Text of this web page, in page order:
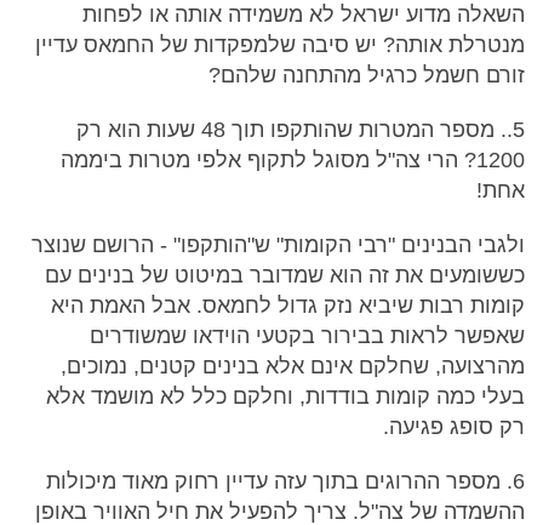
השאלה מדוע ישראל לא משמידה אותה או לפחות
מנטרלת אותה? יש סיבה שלמפקדות של החמאס עדיין
זורם חשמל כרגיל מהתחנה שלהם?
5.. מספר המטרות שהותקפו תוך 48 שעות הוא רק
1200? הרי צה"ל מסוגל לתקוף אלפי מטרות ביממה
אחת!
ולגבי הבנינים "רבי הקומות" ש"הותקפו" - הרושם שנוצר
כששומעים את זה הוא שמדובר במיטוט של בנינים עם
קומות רבות שיביא נזק גדול לחמאס. אבל האמת היא
שאפשר לראות בבירור בקטעי הוידאו שמשודרים
מהרצועה, שחלקם אינם אלא בנינים קטנים, נמוכים,
בעלי כמה קומות בודדות, וחלקם כלל לא מושמד אלא
רק סופג פגיעה.
6. מספר ההרוגים בתוך עזה עדיין רחוק מאוד מיכולות
ההשמדה של צה"ל. צריך להפעיל את חיל האוויר באופן